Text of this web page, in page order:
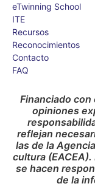
eTwinning School
ITE
Recursos
Reconocimientos
Contacto
FAQ
Financiado con
opiniones
reflejan
las de la
cultura (EACEA).
se hacen
de la